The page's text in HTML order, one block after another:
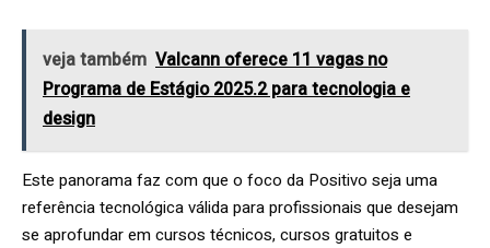
veja também Valcann oferece 11 vagas no
Programa de Estágio 2025.2 para tecnologia e
design
Este panorama faz com que o foco da Positivo seja uma
referência tecnológica válida para profissionais que desejam
se aprofundar em cursos técnicos, cursos gratuitos e